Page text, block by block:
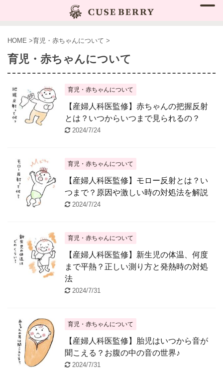
HOME >育児・赤ちゃんについて >
育児・赤ちゃんについて
育児・赤ちゃんについて
【産婦人科医監修】赤ちゃんの把握反射
とは？いつからいつまで見られるの？
2024/7/24
育児・赤ちゃんについて
【産婦人科医監修】モロー反射とは？い
つまで？原因や激しい時の対処法を解説
2024/7/24
育児・赤ちゃんについて
【産婦人科医監修】新生児の体温、何度
まで平熱？正しい測り方と発熱時の対処
法
2024/7/31
育児・赤ちゃんについて
【産婦人科医監修】胎児はいつから音が
聞こえる？お腹の中の音の世界♪
2024/7/31